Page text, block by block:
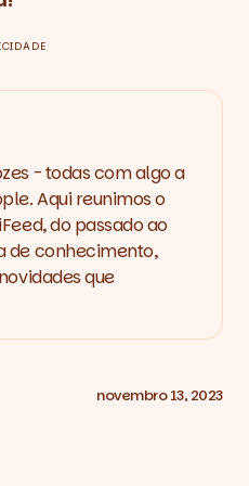
- todas com algo a
Aqui reunimos o
do passado ao
de conhecimento,
que
novembro 13, 2023